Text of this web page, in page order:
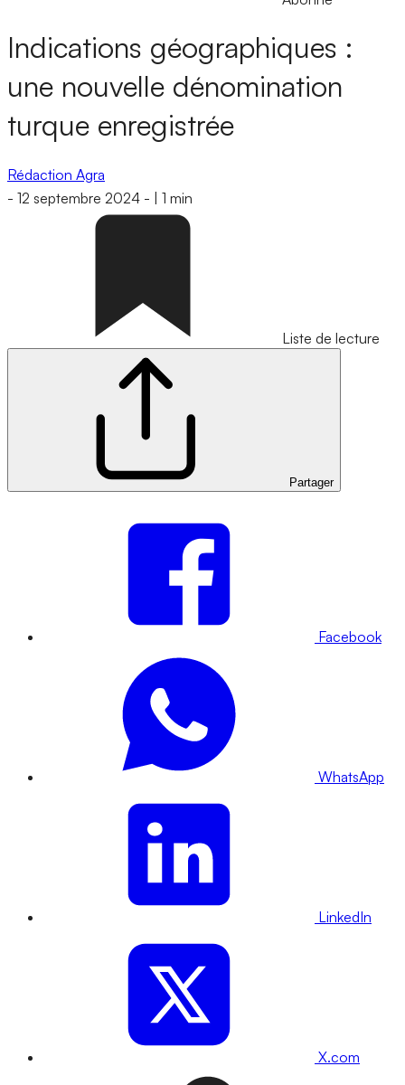
Indications géographiques :
une nouvelle dénomination
turque enregistrée
Rédaction Agra
- 12 septembre 2024 - 1 min
Liste de lecture
Partager
Facebook
WhatsApp
LinkedIn
X.com